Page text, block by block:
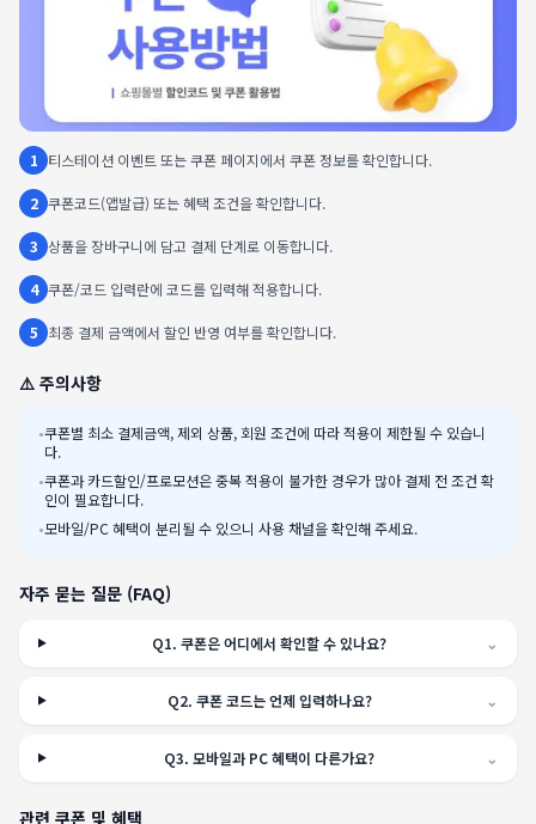
1 티스테이션 이벤트 또는 쿠폰 페이지에서 쿠폰 정보를 확인합니다.
2 쿠폰코드(앱발급) 또는 혜택 조건을 확인합니다.
3 상품을 장바구니에 담고 결제 단계로 이동합니다.
4 쿠폰/코드 입력란에 코드를 입력해 적용합니다.
5 최종 결제 금액에서 할인 반영 여부를 확인합니다.
⚠️ 주의사항
•쿠폰별 최소 결제금액, 제외 상품, 회원 조건에 따라 적용이 제한될 수 있습니
다.
•쿠폰과 카드할인/프로모션은 중복 적용이 불가한 경우가 많아 결제 전 조건 확
인이 필요합니다.
•모바일/PC 혜택이 분리될 수 있으니 사용 채널을 확인해 주세요.
자주 묻는 질문 (FAQ)
Q1.쿠폰은 어디에서 확인할 수 있나요? ⌄
Q2. 쿠폰 코드는 언제 입력하나요? ⌄
Q3.모바일과 PC 혜택이 다른가요? ⌄
관련 쿠폰 및 혜택